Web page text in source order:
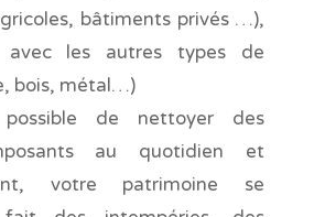
bâtiments privés …),
avec les autres types de
bois, métal…)
de nettoyer des
au quotidien et
votre patrimoine se